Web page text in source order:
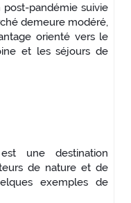
post-pandémie suivie
demeure modéré,
orienté vers le
et les séjours de
une destination
de nature et de
exemples de